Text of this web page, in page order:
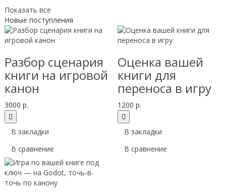
Показать все
Новые поступления
Разбор сценария
книги на игровой
канон
3000 р.
В закладки
В сравнение
Оценка вашей
книги для
переноса в игру
1200 р.
В закладки
В сравнение